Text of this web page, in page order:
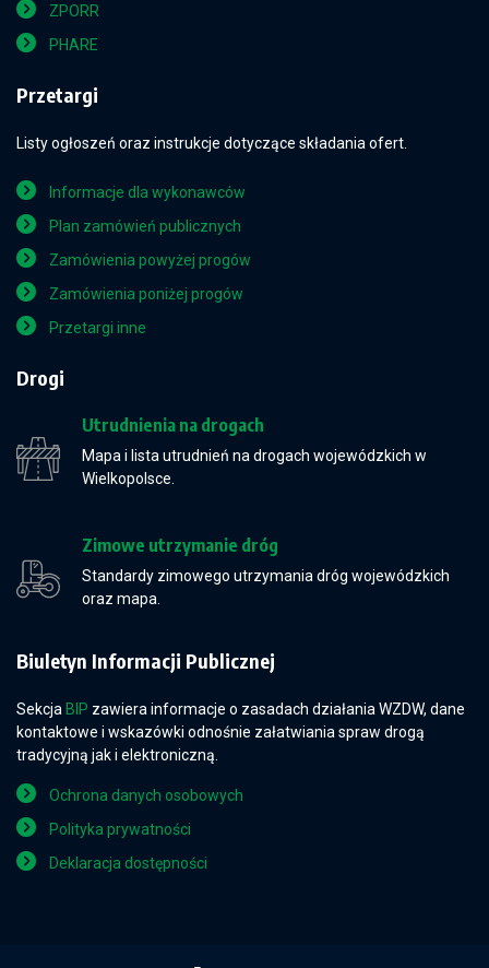
ZPORR
PHARE
Przetargi
Listy ogłoszeń oraz instrukcje dotyczące składania ofert.
Informacje dla wykonawców
Plan zamówień publicznych
Zamówienia powyżej progów
Zamówienia poniżej progów
Przetargi inne
Drogi
Utrudnienia na drogach
Mapa i lista utrudnień na drogach wojewódzkich w
Wielkopolsce.
Zimowe utrzymanie dróg
Standardy zimowego utrzymania dróg wojewódzkich
oraz mapa.
Biuletyn Informacji Publicznej
Sekcja BIP zawiera informacje o zasadach działania WZDW, dane
kontaktowe i wskazówki odnośnie załatwiania spraw drogą
tradycyjną jak i elektroniczną.
Ochrona danych osobowych
Polityka prywatności
Deklaracja dostępności